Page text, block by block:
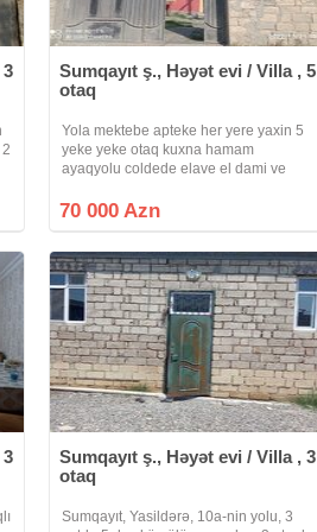
3
Sumqayıt ş., Həyət evi / Villa , 5
otaq
Yola mektebe apteke her yere yaxin 5
yeke yeke otaq kuxna hamam
ayaqyolu coldede elave el dami ve
var. Kombi vayfay qaz su isiq bagi 2 sot
70 000 Azn
3
Sumqayıt ş., Həyət evi / Villa , 3
otaq
Sumqayıt, Yasildərə, 10a-nin yolu, 3